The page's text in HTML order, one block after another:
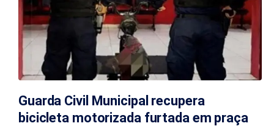
Guarda Civil Municipal recupera
bicicleta motorizada furtada em praça